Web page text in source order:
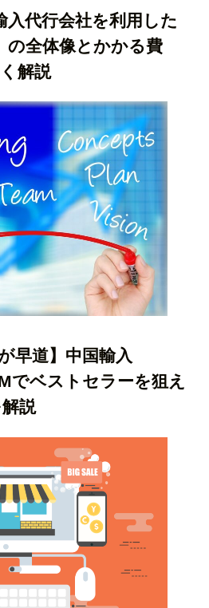
入代行会社を利用した
の全体像とかかる費
解説
早道】中国輸入
でベストセラーを狙え
説